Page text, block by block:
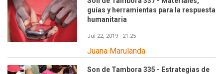
guías y herramientas para la respuesta
humanitaria
Jul 22, 2019 - 21:25
Juana Marulanda
Son de Tambora 335 - Estrategias de